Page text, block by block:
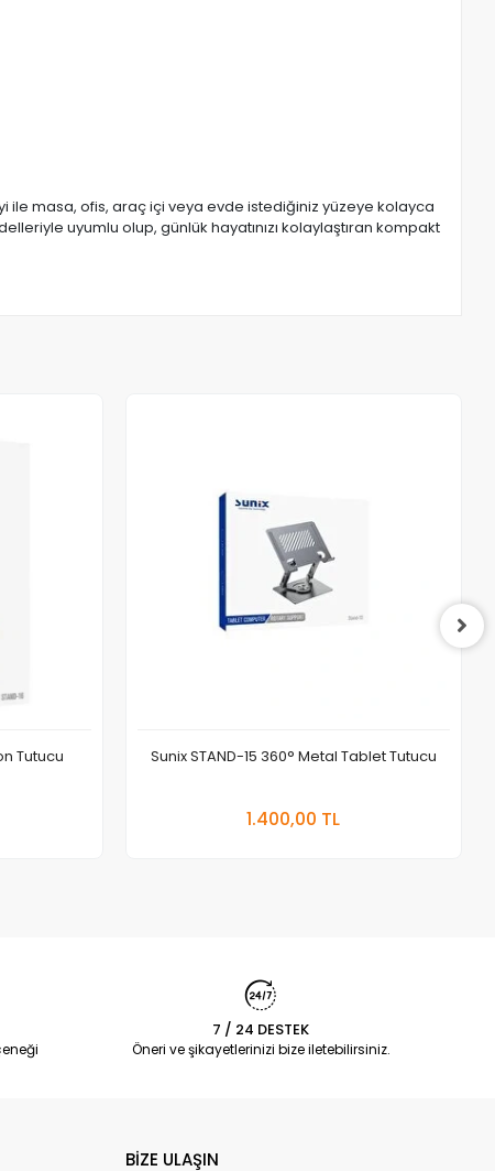
ile masa, ofis, araç içi veya evde istediğiniz yüzeye kolayca
uyumlu olup, günlük hayatınızı kolaylaştıran kompakt
Tutucu Sunix STAND-15 360° Metal Tablet Tutucu
1.400,00 TL
7 / 24 DESTEK
Öneri ve şikayetlerinizi bize iletebilirsiniz.
BİZE ULAŞIN